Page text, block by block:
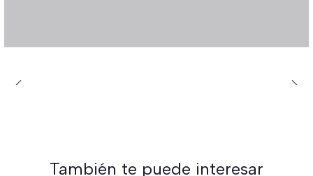
También te puede interesar